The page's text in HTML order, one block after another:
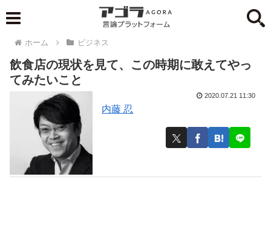
ホーム ビジネス
飲食店の現状を見て、この時期に敢えてやっ
てみたいこと
内藤 忍
2020.07.21 11:30